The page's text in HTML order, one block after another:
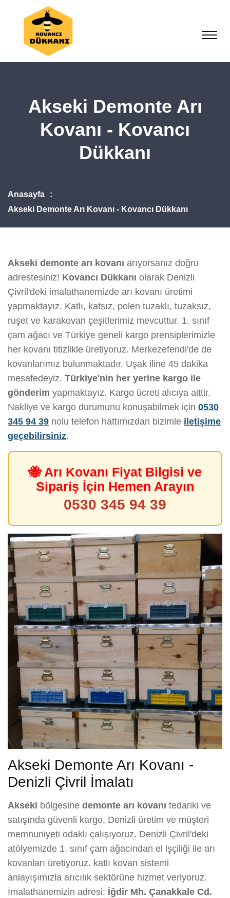
Akseki Demonte Arı
Kovanı - Kovancı
Dükkanı
Anasayfa
Akseki Demonte Arı Kovanı - Kovancı Dükkanı
Akseki demonte arı kovanı arıyorsanız doğru
adrestesiniz! Kovancı Dükkanı olarak Denizli
Çivril'deki imalathanemizde arı kovanı üretimi
yapmaktayız. Katlı, katsız, polen tuzaklı, tuzaksız,
ruşet ve karakovan çeşitlerimiz mevcuttur. 1. sınıf
çam ağacı ve Türkiye geneli kargo prensiplerimizle
her kovanı titizlikle üretiyoruz. Merkezefendi'de de
kovanlarımız bulunmaktadır. Uşak iline 45 dakika
mesafedeyiz. Türkiye'nin her yerine kargo ile
gönderim yapmaktayız. Kargo ücreti alıcıya aittir.
Nakliye ve kargo durumunu konuşabilmek için 0530
345 94 39 nolu telefon hattımızdan bizimle iletişime
geçebilirsiniz.
🐝 Arı Kovanı Fiyat Bilgisi ve
Sipariş İçin Hemen Arayın
0530 345 94 39
Akseki Demonte Arı Kovanı -
Denizli Çivril İmalatı
Akseki bölgesine demonte arı kovanı tedariki ve
satışında güvenli kargo, Denizli üretim ve müşteri
memnuniyeti odaklı çalışıyoruz. Denizli Çivril'deki
atölyemizde 1. sınıf çam ağacından el işçiliği ile arı
kovanları üretiyoruz. katlı kovan sistemi
anlayışımızla arıcılık sektörüne hizmet veriyoruz.
İmalathanemizin adresi: İğdir Mh. Çanakkale Cd.